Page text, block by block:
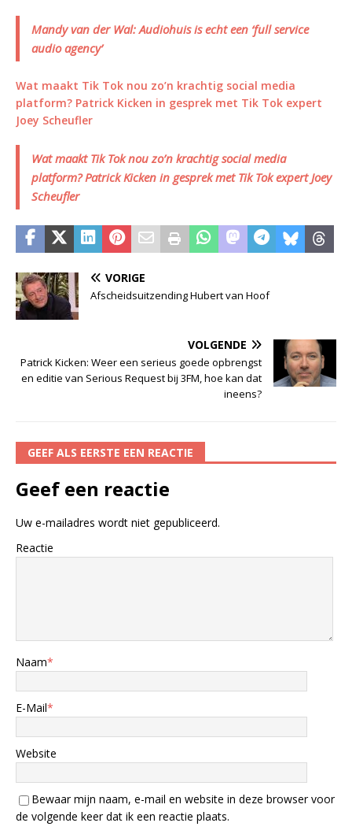
Mandy van der Wal: Audiohuis is echt een ‘full service
audio agency’
Wat maakt Tik Tok nou zo’n krachtig social media
platform? Patrick Kicken in gesprek met Tik Tok expert
Joey Scheufler
Wat maakt Tik Tok nou zo’n krachtig social media
platform? Patrick Kicken in gesprek met Tik Tok expert Joey
Scheufler
VORIGE
Afscheidsuitzending Hubert van Hoof
VOLGENDE
Patrick Kicken: Weer een serieus goede opbrengst
en editie van Serious Request bij 3FM, hoe kan dat
ineens?
GEEF ALS EERSTE EEN REACTIE
Geef een reactie
Uw e-mailadres wordt niet gepubliceerd.
Reactie
Naam*
E-Mail*
Website
Bewaar mijn naam, e-mail en website in deze browser voor
de volgende keer dat ik een reactie plaats.